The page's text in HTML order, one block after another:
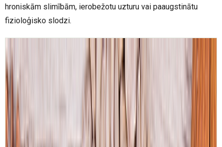
hroniskām slimībām, ierobežotu uzturu vai paaugstinātu
fizioloģisko slodzi.